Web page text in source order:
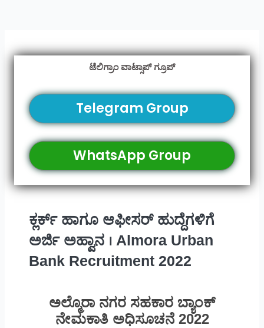
ಟೆಲಿಗ್ರಾಂ ವಾಟ್ಸಾಪ್ ಗ್ರೂಪ್
Telegram Group
WhatsApp Group
ಕ್ಲರ್ಕ್ ಹಾಗೂ ಆಫೀಸರ್ ಹುದ್ದೆಗಳಿಗೆ
ಅರ್ಜಿ ಅಹ್ವಾನ । Almora Urban
Bank Recruitment 2022
ಅಲ್ಮೊರಾ ನಗರ ಸಹಕಾರ ಬ್ಯಾಂಕ್‌
ನೇಮಕಾತಿ ಅಧಿಸೂಚನೆ 2022